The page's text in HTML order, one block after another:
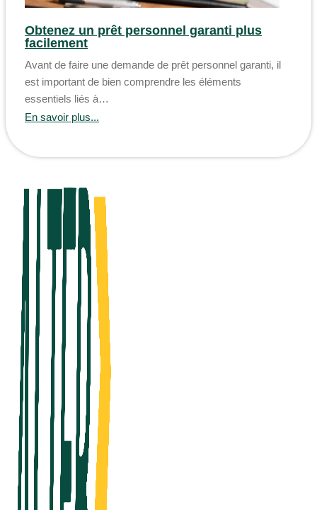
Obtenez un prêt personnel garanti plus
facilement
Avant de faire une demande de prêt personnel garanti, il
est important de bien comprendre les éléments
essentiels liés à…
En savoir plus...